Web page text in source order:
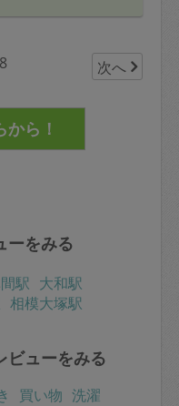
次へ
ーをみる
駅 大和駅
相模大塚駅
ビューをみる
買い物 洗濯